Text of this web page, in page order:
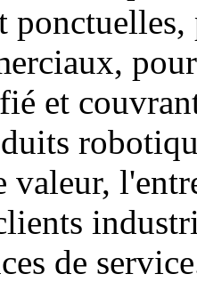
ponctuelles,
et
valeur,
de